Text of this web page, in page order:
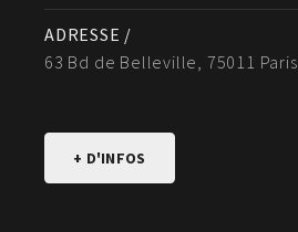
ADRESSE /
63 Bd de Belleville, 75011 Paris
+ D'INFOS